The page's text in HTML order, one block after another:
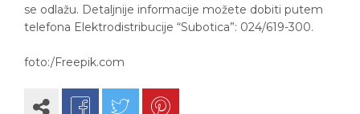
se odlažu. Detaljnije informacije možete dobiti putem
telefona Elektrodistribucije “Subotica”: 024/619-300.
foto:/Freepik.com